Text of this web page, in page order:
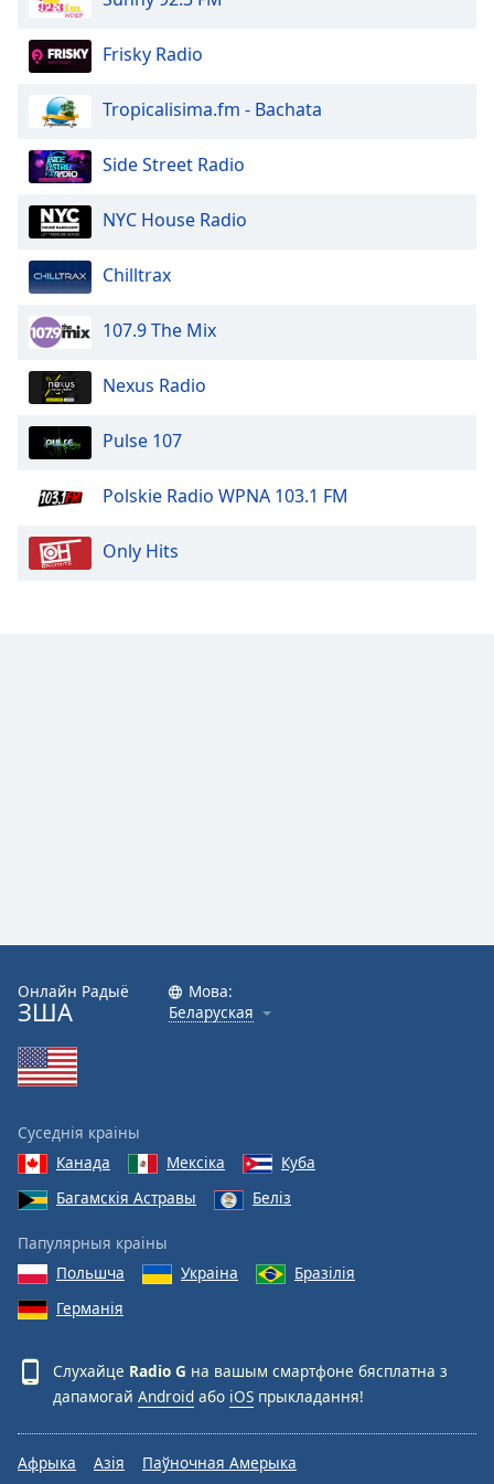
dialog
window.
Escape
cancel
and
window.
Text
Color
Opacity
Color
Opacity
Font
Family
Done
Close
Dialog
dialog
window.
Frisky Radio
Tropicalisima.fm - Bachata
Side Street Radio
NYC House Radio
Chilltrax
107.9 The Mix
Nexus Radio
Pulse 107
Polskie Radio WPNA 103.1 FM
Only Hits
Онлайн Радыё
ЗША
Мова:
Беларуская
Суседнія краіны
Канада
Мексіка
Куба
Багамскія Астравы
Беліз
Папулярныя краіны
Польшча
Украіна
Бразілія
Германія
Слухайце Radio G на вашым смартфоне бясплатна з
дапамогай Android або iOS прыкладання!
Афрыка Азія
Паўночная Амерыка